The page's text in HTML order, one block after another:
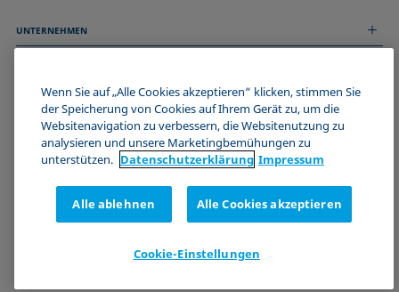
Technischer Service
UNTERNEHMEN
Stellenangebote
Events
Impressum
Datenschutzerklärung
Cookie-Richtlinie
Zertifizierungen (ISO 9001)
Newsletter-Anmeldung
WERDE TEIL DER KRÜSS COMMUNITY
Wenn Sie auf „Alle Cookies akzeptieren“ klicken, stimmen Sie
der Speicherung von Cookies auf Ihrem Gerät zu, um die
Websitenavigation zu verbessern, die Websitenutzung zu
analysieren und unsere Marketingbemühungen zu
unterstützen. Datenschutz­erklärung Impressum
Alle ablehnen Alle Cookies akzeptieren
Cookie-Einstellungen